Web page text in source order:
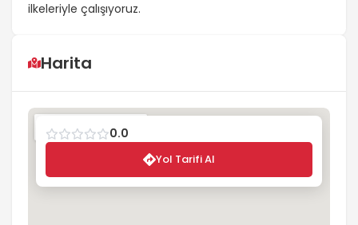
ilkeleriyle çalışıyoruz.
Harita
0.0
Yol Tarifi Al